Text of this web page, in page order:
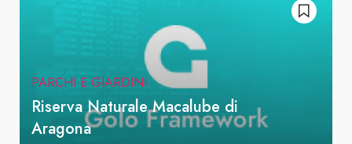
PARCHI E GIARDINI
Riserva Naturale Macalube di
Aragona